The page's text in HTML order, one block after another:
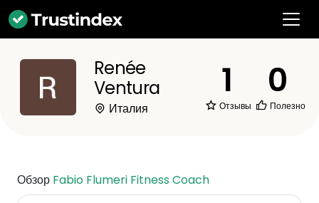
Renée
Ventura
Италия
1
Отзывы
0
Полезно
Обзор Fabio Flumeri Fitness Coach